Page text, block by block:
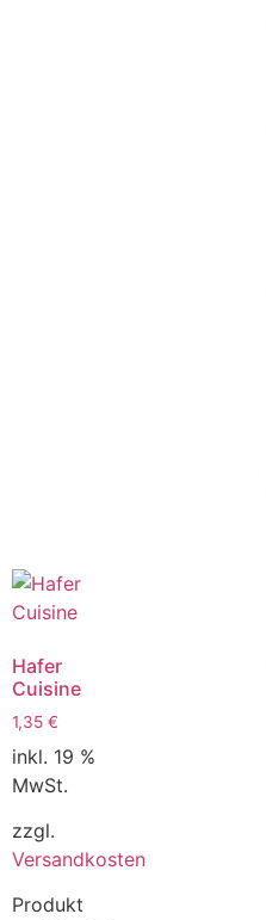
Hafer
Cuisine
1,35 €
inkl. 19 %
MwSt.
zzgl.
Versandkosten
Produkt